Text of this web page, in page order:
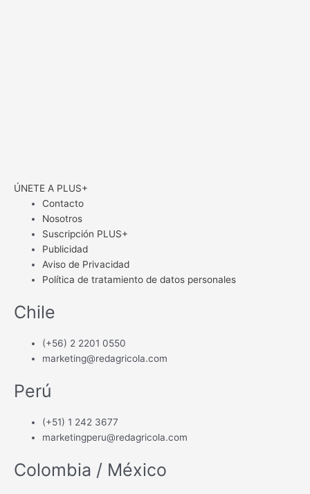
ÚNETE A PLUS+
Contacto
Nosotros
Suscripción PLUS+
Publicidad
Aviso de Privacidad
Política de tratamiento de datos personales
Chile
(+56) 2 2201 0550
marketing@redagricola.com
Perú
(+51) 1 242 3677
marketingperu@redagricola.com
Colombia / México